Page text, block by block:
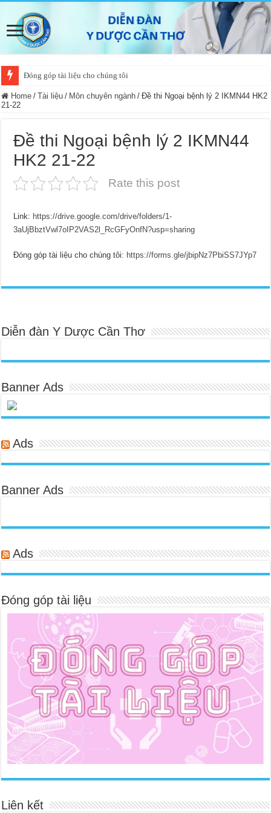
Đóng góp tài liệu cho chúng tôi
Home / Tài liệu / Môn chuyên ngành / Đề thi Ngoại bệnh lý 2 IKMN44 HK2
21-22
Đề thi Ngoại bệnh lý 2 IKMN44
HK2 21-22
Rate this post
Link: https://drive.google.com/drive/folders/1-
3aUjBbztVwl7oIP2VAS2l_RcGFyOnfN?usp=sharing
Đóng góp tài liệu cho chúng tôi: https://forms.gle/jbipNz7PbiSS7JYp7
Diễn đàn Y Dược Cần Thơ
Banner Ads
Ads
Banner Ads
Ads
Đóng góp tài liệu
Liên kết